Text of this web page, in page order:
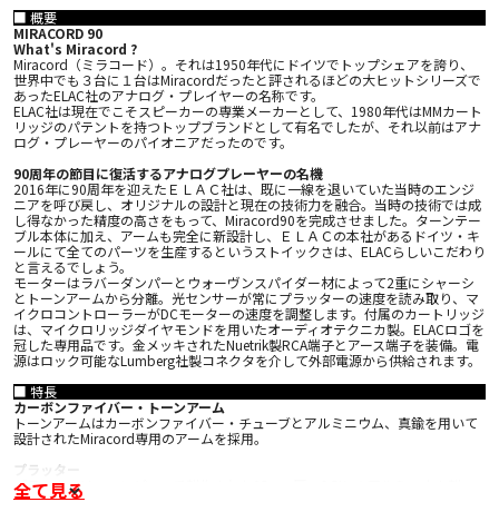
■ 概要
MIRACORD 90
What's Miracord ?
Miracord（ミラコード）。それは1950年代にドイツでトップシェアを誇り、
世界中でも３台に１台はMiracordだったと評されるほどの大ヒットシリーズで
あったELAC社のアナログ・プレイヤーの名称です。
ELAC社は現在でこそスピーカーの専業メーカーとして、1980年代はMMカート
リッジのパテントを持つトップブランドとして有名でしたが、それ以前はアナ
ログ・プレーヤーのパイオニアだったのです。
90周年の節目に復活するアナログプレーヤーの名機
2016年に90周年を迎えたＥＬＡＣ社は、既に一線を退いていた当時のエンジ
ニアを呼び戻し、オリジナルの設計と現在の技術力を融合。当時の技術では成
し得なかった精度の高さをもって、Miracord90を完成させました。ターンテー
ブル本体に加え、アームも完全に新設計し、ＥＬＡＣの本社があるドイツ・キ
ールにて全てのパーツを生産するというストイックさは、ELACらしいこだわり
と言えるでしょう。
モーターはラバーダンパーとウォーヴンスパイダー材によって2重にシャーシ
とトーンアームから分離。光センサーが常にプラッターの速度を読み取り、マ
イクロコントローラーがDCモーターの速度を調整します。付属のカートリッジ
は、マイクロリッジダイヤモンドを用いたオーディオテクニカ製。ELACロゴを
冠した専用品です。金メッキされたNuetrik製RCA端子とアース端子を装備。電
源はロック可能なLumberg社製コネクタを介して外部電源から供給されます。
■ 特長
カーボンファイバー・トーンアーム
トーンアームはカーボンファイバー・チューブとアルミニウム、真鍮を用いて
設計されたMiracord専用のアームを採用。
プラッター
プラッターは、ワンピースで製作された35mm厚、6.5Kgのアルミニウム製。
車軸は8mmの硬化スチール製です。２つのブロンズベアリングによってガイド
全て見る